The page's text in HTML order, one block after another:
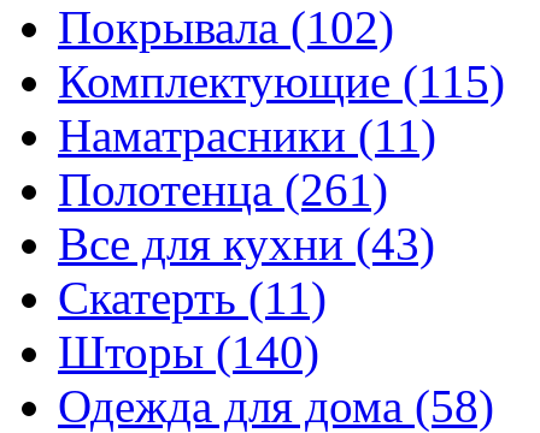
Покрывала (102)
Комплектующие (115)
Наматрасники (11)
Полотенца (261)
Все для кухни (43)
Скатерть (11)
Шторы (140)
Одежда для дома (58)